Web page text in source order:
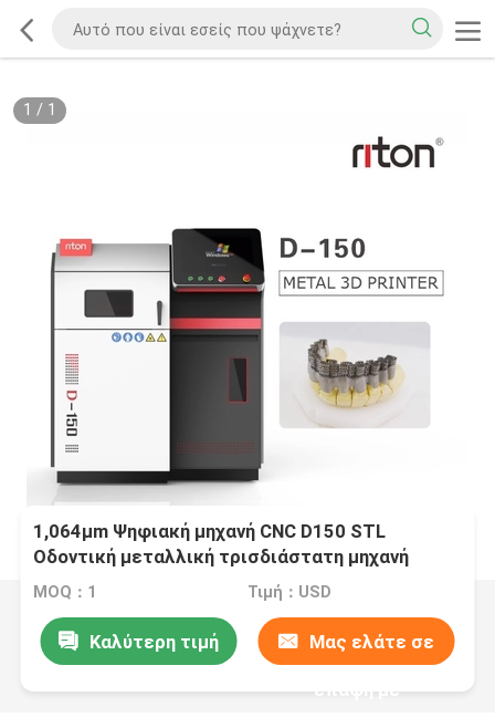
1 / 1
1,064μm Ψηφιακή μηχανή CNC D150 STL
Οδοντική μεταλλική τρισδιάστατη μηχανή
εκτυπωτή για κεραμική εκτύπωση
MOQ：1 Τιμή：USD
Καλύτερη τιμή Μας ελάτε σε
επαφή με